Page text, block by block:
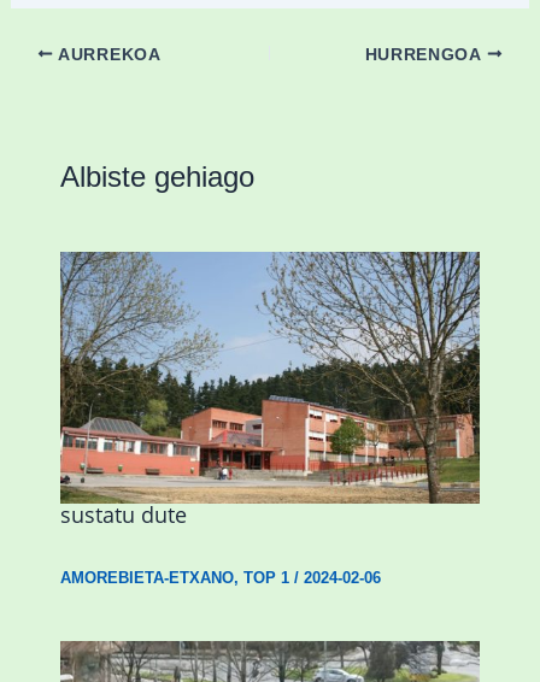
AURREKOA HURRENGOA
Albiste gehiago
Amorebietak eta Eusko Jaurlaritzak
Urritxen institutu berri bat eraikitzea
sustatu dute
AMOREBIETA-ETXANO, TOP 1/ 2024-02-06